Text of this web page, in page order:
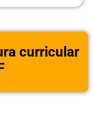
curricular